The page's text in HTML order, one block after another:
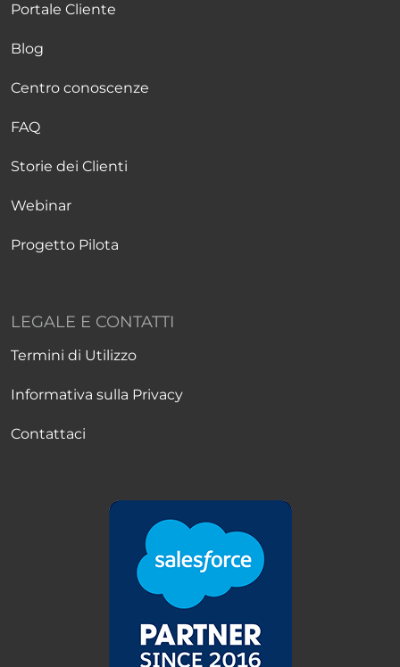
Portale Cliente
Blog
Centro conoscenze
FAQ
Storie dei Clienti
Webinar
Progetto Pilota
LEGALE E CONTATTI
Termini di Utilizzo
Informativa sulla Privacy
Contattaci